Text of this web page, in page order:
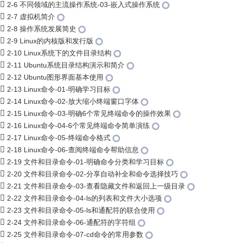
2-6 不同领域的主流操作系统-03-嵌入式操作系统
2-7 虚拟机简介
2-8 操作系统发展简史
2-9 Linux的内核版和发行版
2-10 Linux系统下的文件目录结构
2-11 Ubuntu系统目录结构演示和简介
2-12 Ubuntu图形界面基本使用
2-13 Linux命令-01-明确学习目标
2-14 Linux命令-02-放大缩小终端窗口字体
2-15 Linux命令-03-明确6个常见终端命令的操作效果
2-16 Linux命令-04-6个常见终端命令简单演练
2-17 Linux命令-05-终端命令格式
2-18 Linux命令-06-查阅终端命令帮助信息
2-19 文件和目录命令-01-明确命令分类和学习目标
2-20 文件和目录命令-02-分享自动补全和命令选择技巧
2-21 文件和目录命令-03-查看隐藏文件和返回上一级目录
2-22 文件和目录命令-04-ls的列表和文件大小选项
2-23 文件和目录命令-05-ls和通配符的联合使用
2-24 文件和目录命令-06-通配符的字符组
2-25 文件和目录命令-07-cd命令的常用参数